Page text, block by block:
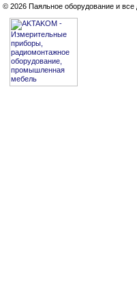
© 2026 Паяльное оборудование и все